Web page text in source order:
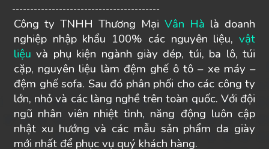
-----------------------------------------
Công ty TNHH Thương Mại Vân Hà là doanh
nghiệp nhập khẩu 100% các nguyên liệu, vật
liệu và phụ kiện ngành giày dép, túi, ba lô, túi
cặp, nguyên liệu làm đệm ghế ô tô – xe máy –
đệm ghế sofa. Sau đó phân phối cho các công ty
lớn, nhỏ và các làng nghề trên toàn quốc. Với đội
ngũ nhân viên nhiệt tình, năng động luôn cập
nhật xu hướng và các mẫu sản phẩm da giày
mới nhất để phục vụ quý khách hàng.